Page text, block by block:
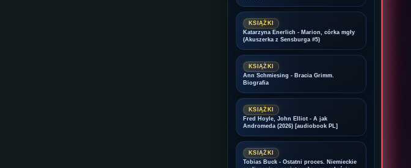
KSIĄŻKI
Katarzyna Enerlich - Marion, córka mgły
(Akuszerka z Sensburga #5)
KSIĄŻKI
Ann Schmiesing - Bracia Grimm.
Biografia
KSIĄŻKI
Fred Hoyle, John Elliot - A jak
Andromeda (2026) [audiobook PL]
KSIĄŻKI
Tobias Buck - Ostatni proces. Niemieckie